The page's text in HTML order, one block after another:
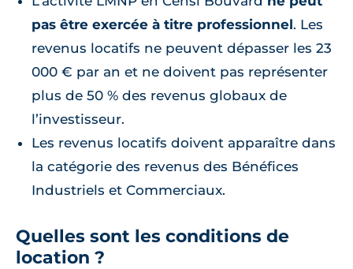
pas être exercée à titre professionnel. Les
revenus locatifs ne peuvent dépasser les 23
000 € par an et ne doivent pas représenter
plus de 50 % des revenus globaux de
l’investisseur.
Les revenus locatifs doivent apparaître dans
la catégorie des revenus des Bénéfices
Industriels et Commerciaux.
Quelles sont les conditions de
location ?